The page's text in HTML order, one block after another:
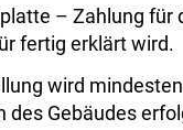
– Zahlung für
fertig erklärt wird.
wird
des Gebäudes